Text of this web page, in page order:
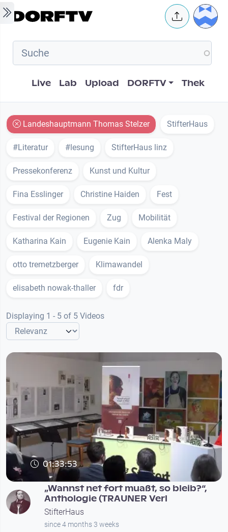
Skip to main content User
Hauptnavigation
Live Lab Upload DORFTV Thek
Landeshauptmann Thomas Stelzer StifterHaus
#Literatur #lesung StifterHaus linz
Pressekonferenz Kunst und Kultur
Fina Esslinger Christine Haiden Fest
Festival der Regionen Zug Mobilität
Katharina Kain Eugenie Kain Alenka Maly
otto tremetzberger Klimawandel
elisabeth nowak-thaller fdr
Displaying 1 - 5 of 5 Videos
01:33:53
„Wannst net fort muaßt, so bleib?“,
Anthologie (TRAUNER Verl
StifterHaus
since 4 months 3 weeks